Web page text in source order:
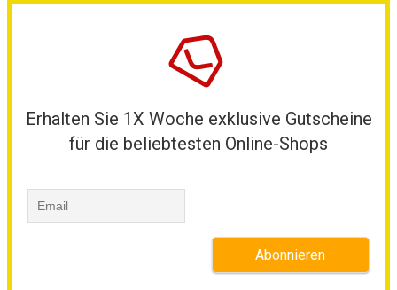
Erhalten Sie 1X Woche exklusive Gutscheine
für die beliebtesten Online-Shops